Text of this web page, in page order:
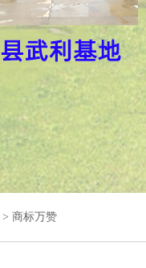
> 商标万赞